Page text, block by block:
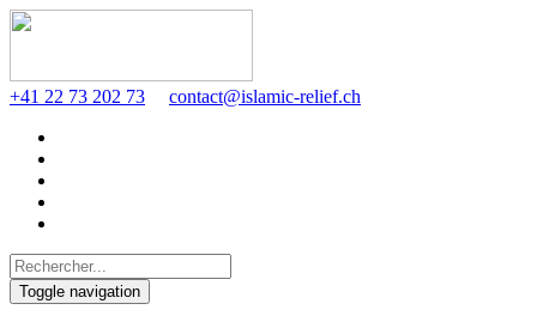
+41 22 73 202 73 contact@islamic-relief.ch
Toggle navigation